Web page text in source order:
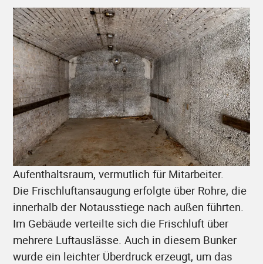
Aufenthaltsraum, vermutlich für Mitarbeiter.
Die Frischluftansaugung erfolgte über Rohre, die
innerhalb der Notausstiege nach außen führten.
Im Gebäude verteilte sich die Frischluft über
mehrere Luftauslässe. Auch in diesem Bunker
wurde ein leichter Überdruck erzeugt, um das